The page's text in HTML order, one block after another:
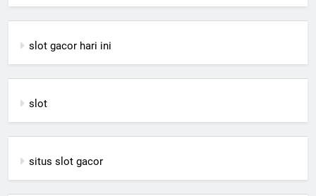
slot gacor hari ini
slot
situs slot gacor